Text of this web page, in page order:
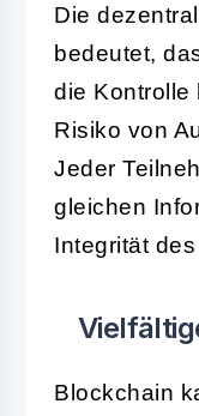
Die
bedeutet,
die Kontrolle
Risiko von
Jeder
gleichen
Integrität
Blockchain